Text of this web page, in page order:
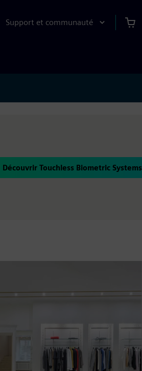
Support et communauté
Découvrir Touchless Biometric Systems